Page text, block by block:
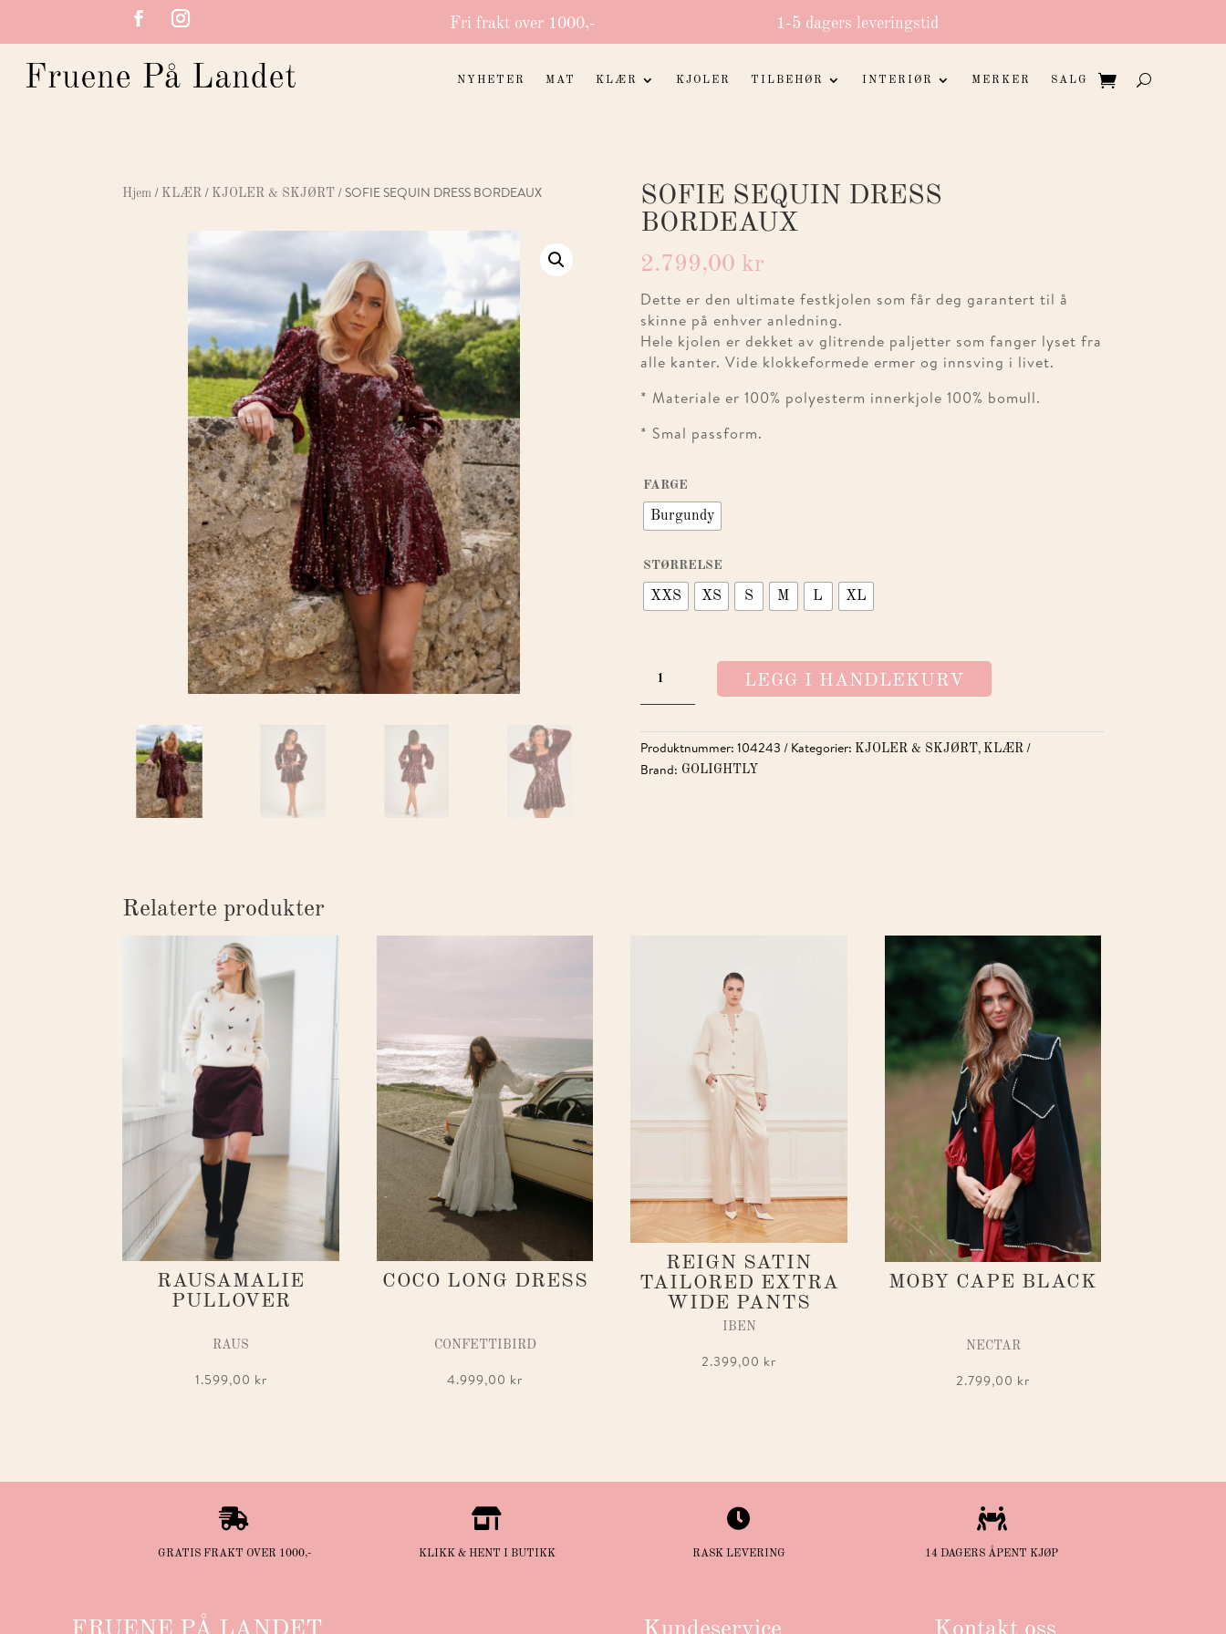
Fri frakt over 1000,- 1-5 dagers leveringstid
NYHETER MAT KLÆR KJOLER TILBEHØR INTERIØR MERKER SALG
Hjem / KLÆR / KJOLER & SKJØRT / SOFIE SEQUIN DRESS BORDEAUX
SOFIE SEQUIN DRESS
BORDEAUX
2.799,00 kr
Dette er den ultimate festkjolen som får deg garantert til å
skinne på enhver anledning.
Hele kjolen er dekket av glitrende paljetter som fanger lyset fra
alle kanter. Vide klokkeformede ermer og innsving i livet.
* Materiale er 100% polyesterm innerkjole 100% bomull.
* Smal passform.
FARGE
Burgundy
STØRRELSE
XXS XS S M L XL
SEQUIN
DRESS
ANTALL
LEGG I HANDLEKURV
Produktnummer: 104243 Kategorier: KJOLER & SKJØRT, KLÆR
Brand: GOLIGHTLY
Relaterte produkter
RAUSAMALIE
PULLOVER
RAUS
1.599,00 kr
COCO LONG DRESS
CONFETTIBIRD
4.999,00 kr
REIGN SATIN
TAILORED EXTRA
WIDE PANTS
IBEN
2.399,00 kr
MOBY CAPE BLACK
NECTAR
2.799,00 kr

GRATIS FRAKT OVER 1000,-

KLIKK & HENT I BUTIKK

RASK LEVERING

14 DAGERS ÅPENT KJØP
FRUENE PÅ LANDET Kundeservice Kontakt oss